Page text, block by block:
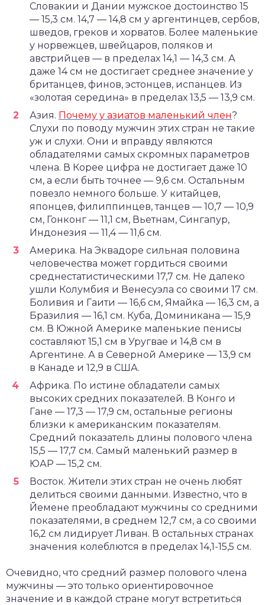
Словакии и Дании мужское достоинство 15
— 15,3 см. 14,7 — 14,8 см у аргентинцев, сербов,
шведов, греков и хорватов. Более маленькие
у норвежцев, швейцаров, поляков и
австрийцев — в пределах 14,1 — 14,3 см. А
даже 14 см не достигает среднее значение у
британцев, финов, эстонцев, испанцев. Из
«золотая середина» в пределах 13,5 — 13,9 см.
Азия. Почему у азиатов маленький член?
Слухи по поводу мужчин этих стран не такие
уж и слухи. Они и вправду являются
обладателями самых скромных параметров
члена. В Корее цифра не достигает даже 10
см, а если быть точнее — 9,6 см. Остальным
повезло немного больше. У китайцев,
японцев, филиппинцев, танцев — 10,7 — 10,9
см, Гонконг — 11,1 см, Вьетнам, Сингапур,
Индонезия — 11,4 — 11,6 см.
Америка. На Эквадоре сильная половина
человечества может гордиться своими
среднестатистическими 17,7 см. Не далеко
ушли Колумбия и Венесуэла со своими 17 см.
Боливия и Гаити — 16,6 см, Ямайка — 16,3 см, а
Бразилия — 16,1 см. Куба, Доминикана — 15,9
см. В Южной Америке маленькие пенисы
составляют 15,1 см в Уругвае и 14,8 см в
Аргентине. А в Северной Америке — 13,9 см
в Канаде и 12,9 в США.
Африка. По истине обладатели самых
высоких средних показателей. В Конго и
Гане — 17,3 — 17,9 см, остальные регионы
близки к американским показателям.
Средний показатель длины полового члена
15,5 — 17,7 см. Самый маленький размер в
ЮАР — 15,2 см.
Восток. Жители этих стран не очень любят
делиться своими данными. Известно, что в
Йемене преобладают мужчины со средними
показателями, в среднем 12,7 см, а со своими
16,2 см лидирует Ливан. В остальных странах
значения колеблются в пределах 14,1-15,5 см.
Очевидно, что средний размер полового члена
мужчины — это только ориентировочное
значение и в каждой стране могут встретиться